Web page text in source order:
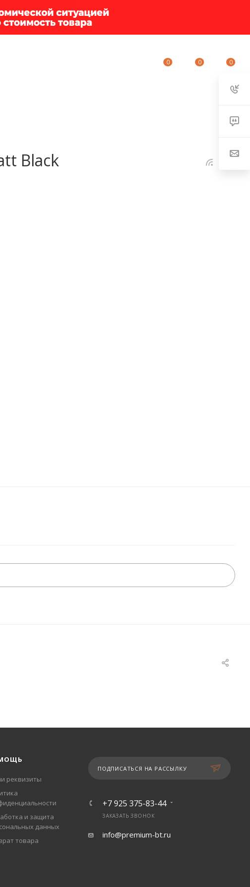
0 0 0
Black
реквизиты
и защита
данных
товара
ПОДПИСАТЬСЯ НА РАССЫЛКУ
+7 925 375-83-44
ЗАКАЗАТЬ ЗВОНОК
info@premium-bt.ru